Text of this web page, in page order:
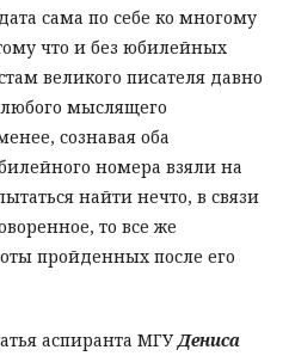
сама по себе ко многому
что и без юбилейных
великого писателя давно
мыслящего
сознавая оба
номера взяли на
найти нечто, в связи
то все же
пройденных после его
аспиранта МГУДениса